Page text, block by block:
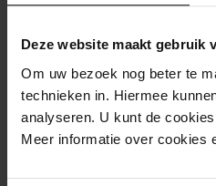
Deze website maakt gebruik
Om uw bezoek nog beter te
technieken in. Hiermee
analyseren. U kunt de
Meer informatie over
Auteur:
A. de Goede
Uitgave:
Utrecht; Enkhuizen;
/Enkhuizer Courant (dl. 2) /